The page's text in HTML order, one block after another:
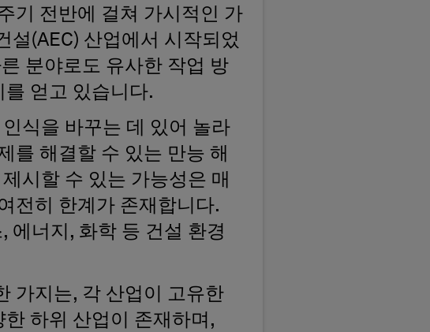
기 전반에 걸쳐 가시적인 가
설(AEC) 산업에서 시작되었
분야로도 유사한 작업 방
얻고 있습니다.
식을 바꾸는 데 있어 놀라
를 해결할 수 있는 만능 해
시할 수 있는 가능성은 매
전히 한계가 존재합니다.
에너지, 화학 등 건설 환경
가지는, 각 산업이 고유한
하위 산업이 존재하며,